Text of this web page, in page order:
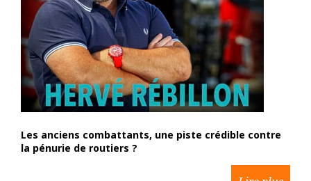
Les anciens combattants, une piste crédible contre
la pénurie de routiers ?